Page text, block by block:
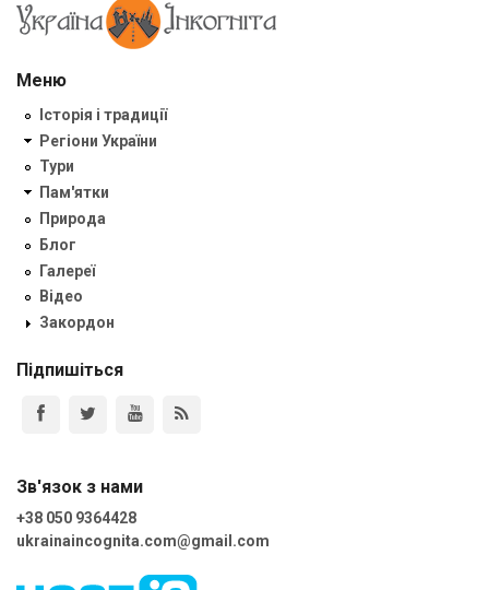
Меню
Історія і традиції
Регіони України
Тури
Пам'ятки
Природа
Блог
Галереї
Відео
Закордон
Підпишіться
Зв'язок з нами
+38 050 9364428
ukrainaincognita.com@gmail.com